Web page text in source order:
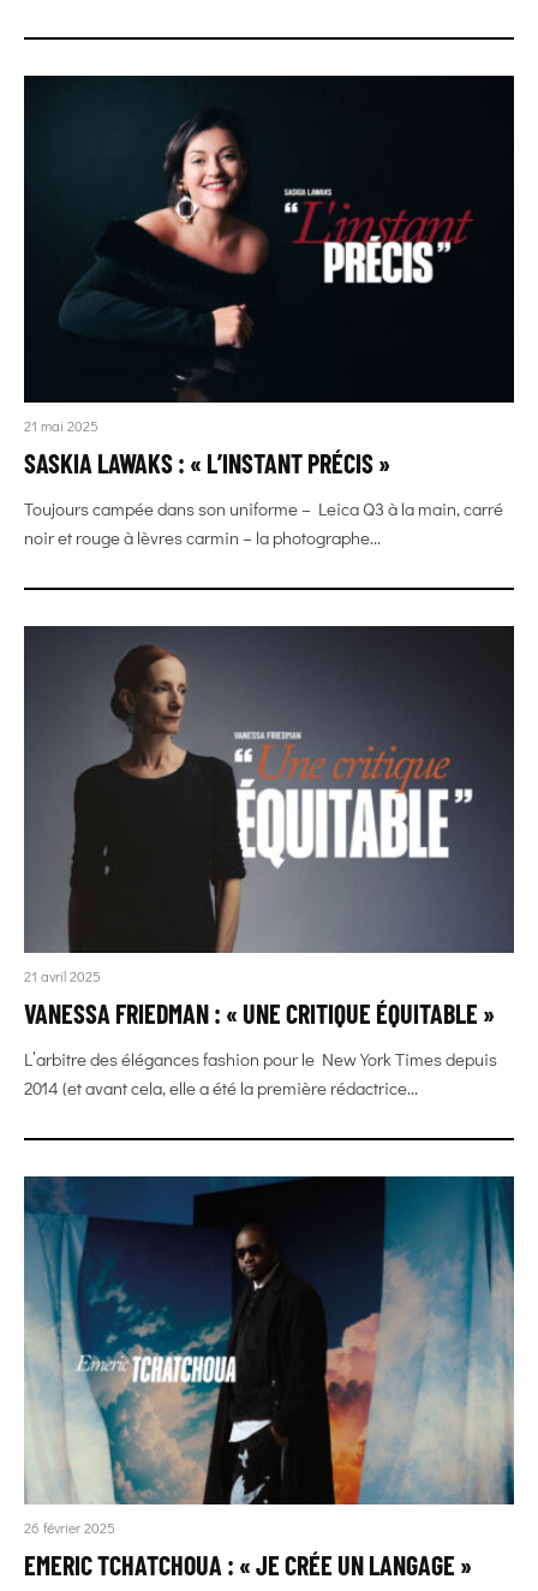
21 mai 2025
SASKIA LAWAKS : « L’INSTANT PRÉCIS »
Toujours campée dans son uniforme – Leica Q3 à la main, carré
noir et rouge à lèvres carmin – la photographe...
21 avril 2025
VANESSA FRIEDMAN : « UNE CRITIQUE ÉQUITABLE »
L’arbitre des élégances fashion pour le New York Times depuis
2014 (et avant cela, elle a été la première rédactrice...
26 février 2025
EMERIC TCHATCHOUA : « JE CRÉE UN LANGAGE »